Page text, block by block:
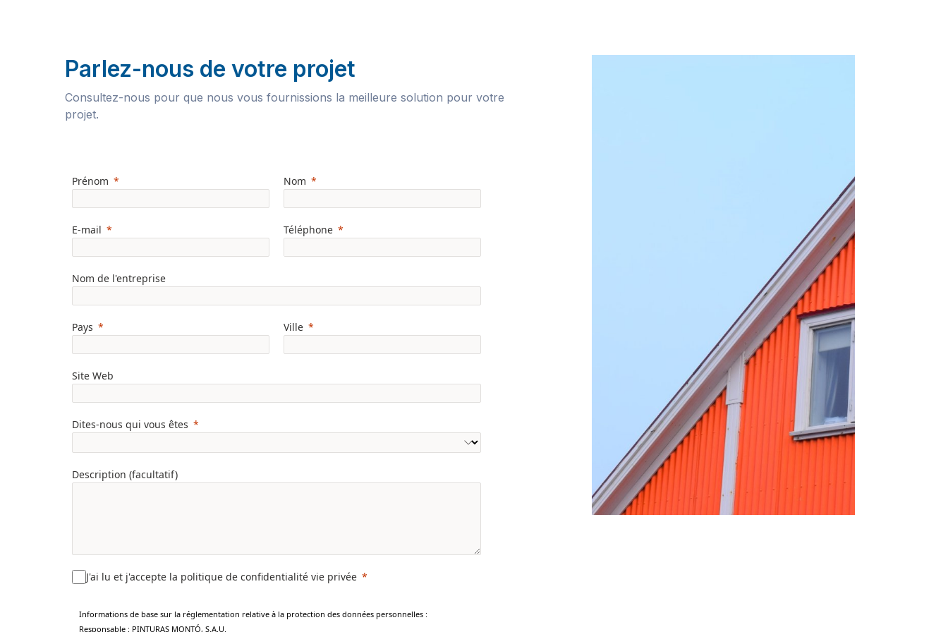
Parlez-nous de votre projet
Consultez-nous pour que nous vous fournissions la meilleure solution pour votre
projet.
Prénom Nom
E-mail Téléphone
Nom de l'entreprise
Pays Ville
Site Web
Dites-nous qui vous êtes
Description (facultatif)
J'ai lu et j'accepte la politique de confidentialité vie privée
Informations de base sur la réglementation relative à la protection des données personnelles :
Responsable : PINTURAS MONTÓ, S.A.U.